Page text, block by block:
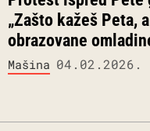
„Zašto kažeš Peta,
obrazovane
Mašina 04.02.2026.